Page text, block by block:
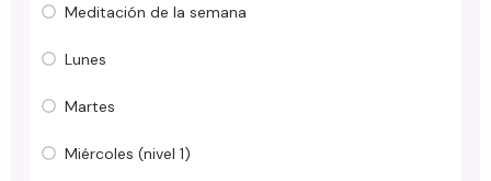
Meditación de la semana
Lunes
Martes
Miércoles (nivel 1)